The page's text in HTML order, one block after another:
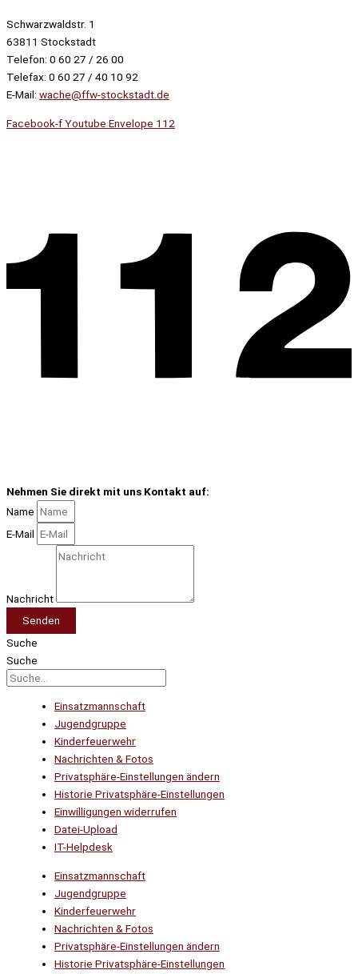
Schwarzwaldstr. 1
63811 Stockstadt
Telefon: 0 60 27 / 26 00
Telefax: 0 60 27 / 40 10 92
E-Mail: wache@ffw-stockstadt.de
Facebook-fYoutube Envelope 112
Nehmen Sie direkt mit uns Kontakt auf:
Name
E-Mail
Nachricht
Senden
Suche
Suche
Einsatzmannschaft
Jugendgruppe
Kinderfeuerwehr
Nachrichten & Fotos
Privatsphäre-Einstellungen ändern
Historie Privatsphäre-Einstellungen
Einwilligungen widerrufen
Datei-Upload
IT-Helpdesk
Einsatzmannschaft
Jugendgruppe
Kinderfeuerwehr
Nachrichten & Fotos
Privatsphäre-Einstellungen ändern
Historie Privatsphäre-Einstellungen